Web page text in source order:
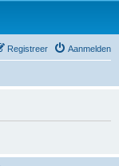
Aanmelden
Registreer